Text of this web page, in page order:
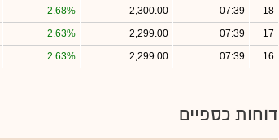
18
07:39
2,300.00
2.68%
17
07:39
2,299.00
2.63%
16
07:39
2,299.00
2.63%
דוחות כספיים